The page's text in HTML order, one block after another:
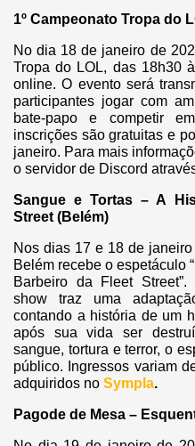
1º Campeonato Tropa do
No dia 18 de janeiro de
Tropa do LOL, das 18h30
online. O evento será
participantes jogar com
bate-papo e competir
inscrições são gratuitas e
janeiro. Para mais
o servidor de Discord
Sangue e Tortas – A
Street (Belém)
Nos dias 17 e 18 de
Belém recebe o espetáculo
Barbeiro da Fleet
show traz uma
contando a história de um
após sua vida ser
sangue, tortura e terror, o
público. Ingressos variam
adquiridos no Sympla.
Pagode de Mesa –